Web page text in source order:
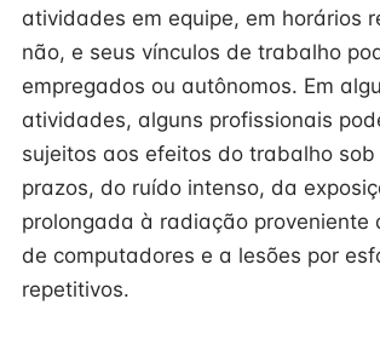
atividades em equipe, em horários
não, e seus vínculos de trabalho
empregados ou autônomos. Em
atividades, alguns profissionais
sujeitos aos efeitos do trabalho sob
prazos, do ruído intenso, da
prolongada à radiação proveniente
de computadores e a lesões por
repetitivos.